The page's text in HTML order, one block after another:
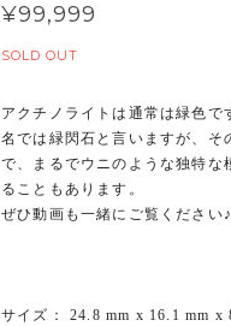
¥99,999
SOLD OUT
アクチノライトは通常は緑色で
名では緑閃石と言いますが、そ
で、まるでウニのような独特な
ることもあります。
ぜひ動画も一緒にご覧ください♪
サイズ： 24.8 mm x 16.1 mm x